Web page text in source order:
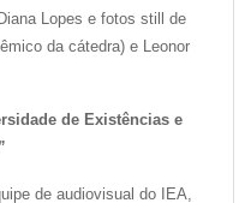
Lopes e fotos still de
da cátedra) e Leonor
de Existências e
de audiovisual do IEA,